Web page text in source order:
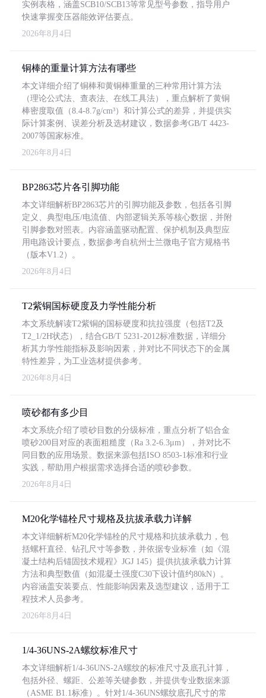
实例表格，涵盖SCB10/SCB13等常见型号参数，指导用户
快速掌握变压器能效评估要点。
2026年8月4日
铜棒的重量计算方法有哪些
本文详细介绍了铜棒和黄铜棒重量的三种常用计算方法
（理论公式法、查表法、在线工具法），重点解析了黄铜
棒密度取值（8.4-8.7g/cm³）和计算公式的差异，并提供实
际计算案例、误差分析及选材建议，数据参考GB/T 4423-
2007等国家标准。
2026年8月4日
BP2863芯片各引脚功能
本文详细解析BP2863芯片的引脚功能及参数，包括各引脚
定义、典型电压/电流值、内部逻辑关系等核心数据，并附
引脚参数对照表。内容涵盖驱动配置、保护机制及典型应
用电路设计要点，数据参考自杭州士兰微电子官方规格书
（版本V1.2）。
2026年8月4日
T2紫铜国标硬度及力学性能分析
本文系统解读T2紫铜的国标硬度和抗拉强度（包括T2及
T2_1/2H状态），结合GB/T 5231-2012标准数据，详细分
析其力学性能指标及影响因素，并对比不同状态下的金属
特性差异，为工业选材提供参考。
2026年8月4日
喷砂都有多少目
本文系统介绍了喷砂目数的分级标准，重点分析了铝合金
喷砂200目对应的表面粗糙度（Ra 3.2-6.3μm），并对比不
同目数的应用场景。数据来源包括ISO 8503-1标准和行业
实践，帮助用户根据需求选择合适的喷砂参数。
2026年8月4日
M20化学锚栓尺寸规格及抗拔承载力详解
本文详细解析M20化学锚栓的尺寸规格和抗拔承载力，包
括螺杆直径、钻孔尺寸等参数，并依据专业标准（如《混
凝土结构后锚固技术规程》JGJ 145）提供抗拔承载力计算
方法和典型数值（如混凝土强度C30下设计值约80kN）。
内容涵盖安装要点、性能影响因素及选型建议，适用于工
程技术人员参考。
2026年8月4日
1/4-36UNS-2A螺纹标准尺寸
本文详细解析1/4-36UNS-2A螺纹的标准尺寸及底孔计算，
包括外径、螺距、公差等关键参数，并提供专业数据来源
（ASME B1.1标准）。针对1/4-36UNS螺纹底孔尺寸的常